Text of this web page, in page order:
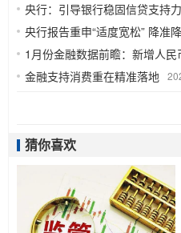
央行：引导银行稳固信贷支持
央行报告重申“适度宽松” 降准
1月份金融数据前瞻：新增人
金融支持消费重在精准落地
猜你喜欢